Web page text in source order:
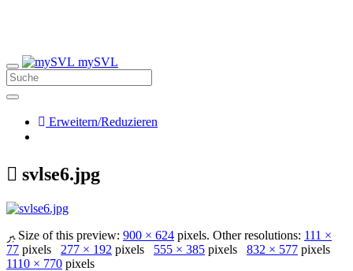
mySVL
Erweitern/Reduzieren
svlse6.jpg
Size of this preview: 900 × 624 pixels. Other resolutions: 111 ×
77 pixels 277 × 192 pixels 555 × 385 pixels 832 × 577 pixels
1110 × 770 pixels